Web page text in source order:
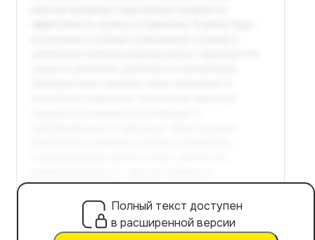
Полный текст доступен
в расширенной версии